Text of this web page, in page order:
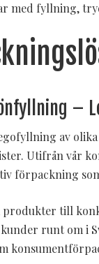
med fyllning,
–
av
Utifrån vår
förpackning
till
runt om i